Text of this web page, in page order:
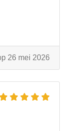
26 mei 2026